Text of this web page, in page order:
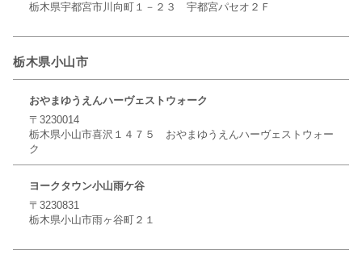
栃木県宇都宮市川向町１－２３ 宇都宮パセオ２Ｆ
栃木県小山市
おやまゆうえんハーヴェストウォーク
〒3230014
栃木県小山市喜沢１４７５ おやまゆうえんハーヴェストウォー
ク
ヨークタウン小山雨ケ谷
〒3230831
栃木県小山市雨ヶ谷町２１